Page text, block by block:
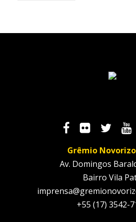
Grêmio
Av. Domingos
Bairro Vila
+55 (17) 3542-